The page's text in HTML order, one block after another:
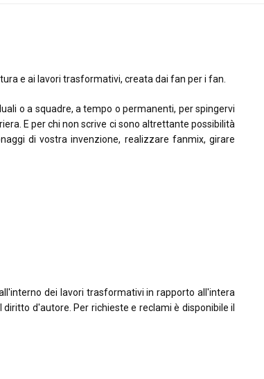
e ai lavori trasformativi, creata dai fan per i fan.
o a squadre, a tempo o permanenti, per spingervi
E per chi non scrive ci sono altrettante possibilità
di vostra invenzione, realizzare fanmix, girare
dei lavori trasformativi in rapporto all'intera
d'autore. Per richieste e reclami è disponibile il